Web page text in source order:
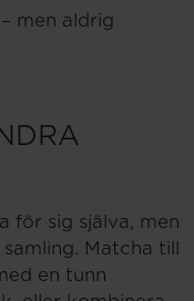
men aldrig
för sig själva, men
Matcha till
en tunn